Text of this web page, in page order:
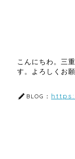
こんにちわ。三
す。よろしくお
BLOG：